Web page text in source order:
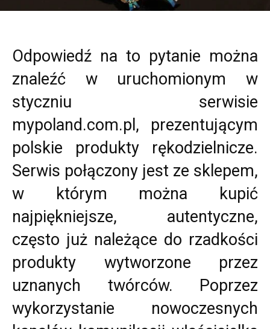
Odpowiedź na to pytanie można
znaleźć w uruchomionym w
styczniu serwisie
mypoland.com.pl, prezentującym
polskie produkty rękodzielnicze.
Serwis połączony jest ze sklepem,
w którym można kupić
najpiękniejsze, autentyczne,
często już należące do rzadkości
produkty wytworzone przez
uznanych twórców. Poprzez
wykorzystanie nowoczesnych